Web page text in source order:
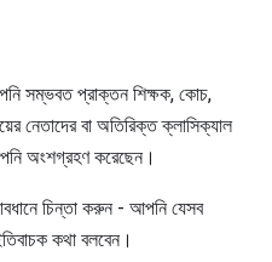
সম্ভবত প্রাক্তন শিক্ষক, কোচ,
নেতাদের বা অতিরিক্ত ক্লাসিক্যাল
অংশগ্রহণ করেছেন।
চিন্তা করুন - আপনি যেসব
কথা বলবেন।